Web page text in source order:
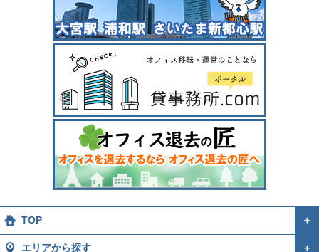
TOP ＋
エリアから探す ＋